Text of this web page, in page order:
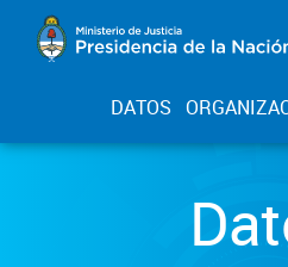
DATOS